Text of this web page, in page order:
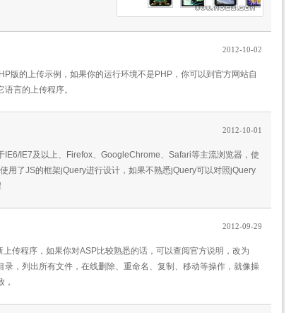
2012-10-02
版的上传示例，如果你的运行环境不是PHP，你可以到官方网站自
言的上传程序。
2012-10-01
IE7及以上、Firefox、GoogleChrome、Safari等主流浏览器，使
用了JS的框架jQuery进行设计，如果不熟悉jQuery可以对照jQuery
2012-09-29
传程序，如果你对ASP比较熟悉的话，可以查阅官方说明，改为
，列出所有文件，在线删除、重命名、复制、移动等操作，就像操
，